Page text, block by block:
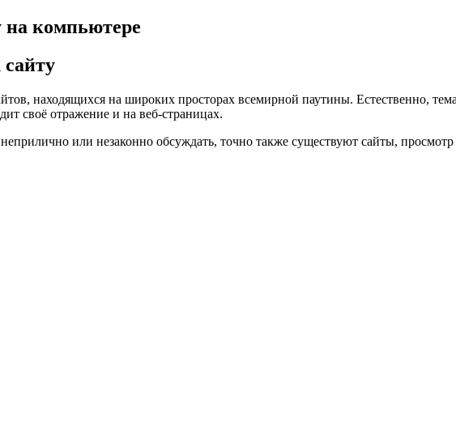
на компьютере
находящихся на широких просторах всемирной паутины. Естественно,
своё отражение и на веб-страницах.
или незаконно обсуждать, точно также существуют сайты,